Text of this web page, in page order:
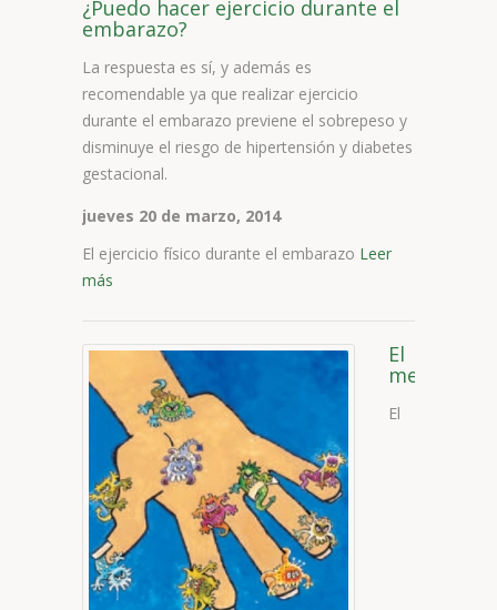
¿Puedo hacer ejercicio durante el
embarazo?
La respuesta es sí, y además es
recomendable ya que realizar ejercicio
durante el embarazo previene el sobrepeso y
disminuye el riesgo de hipertensión y diabetes
gestacional.
jueves 20 de marzo, 2014
El ejercicio físico durante el embarazo Leer
más
El
mejor
eres
El